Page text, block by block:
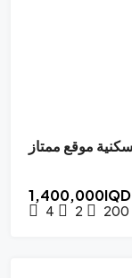
1,400,000IQD
4 2 200